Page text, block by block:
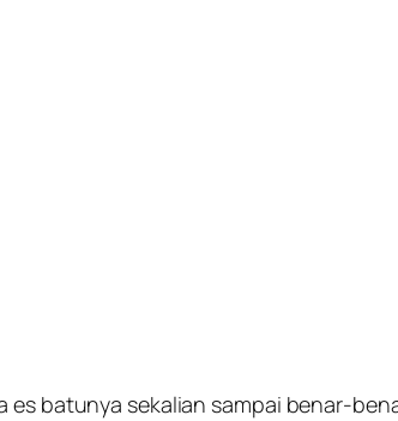
batunya sekalian sampai benar-